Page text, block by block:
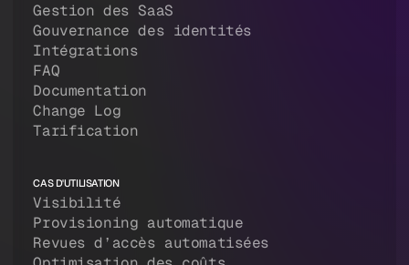
Gestion des SaaS
Gouvernance des identités
Intégrations
FAQ
Documentation
Change Log
Tarification
CAS D'UTILISATION
Visibilité
Provisioning automatique
Revues d’accès automatisées